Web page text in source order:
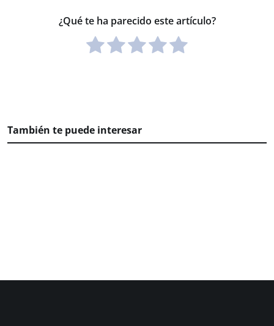
¿Qué te ha parecido este artículo?
También te puede interesar